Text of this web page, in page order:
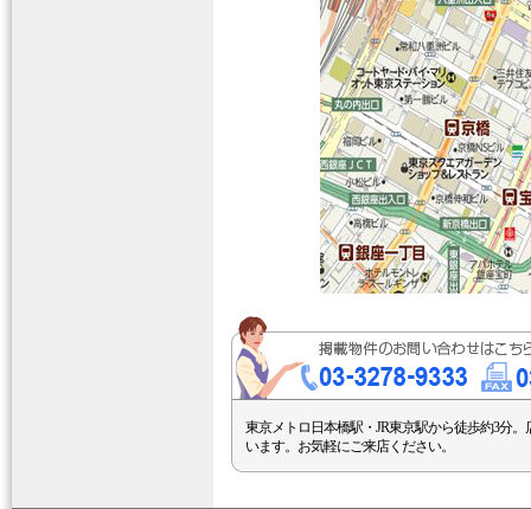
東京メトロ日本橋駅・JR東京駅から徒歩約3分。
います。お気軽にご来店ください。